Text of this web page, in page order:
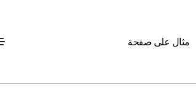
مثال على صفحة